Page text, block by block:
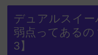
デュアルスイ
弱点ってある
3】